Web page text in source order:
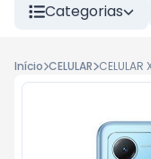
Categorias
Início CELULAR